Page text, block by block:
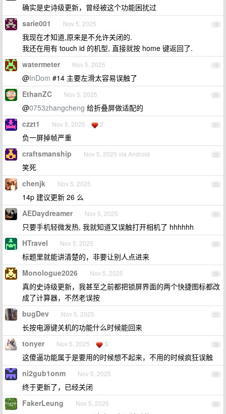
确实是史诗级更新，曾经被这个功能困扰过
18
sarie001 Nov 5, 2025
我现在才知道,原来是不允许关闭的.
我还在用有 touch id 的机型, 直接就按 home 键返回了.
19
watermeter Nov 5, 2025
@InDom #14 主要左滑太容易误触了
20
EthanZC Nov 5, 2025
@0753zhangcheng 给折叠屏做适配的
21
czzt1 Nov 5, 2025 2
负一屏掉帧严重
22
craftsmanship Nov 5, 2025 via Android
笑死
23
chenjk Nov 5, 2025
14p 建议更新 26 么
24
AEDaydreamer Nov 5, 2025
只要手机轻微发热, 我就知道又误触打开相机了 hhhhhh
25
HTravel Nov 5, 2025
标题里就能讲清楚的，非要让别人点进来
26
Monologue2026 Nov 5, 2025
真的史诗级更新，我甚至之前都把锁屏界面的两个快捷图标都改
成了计算器，不然老误按
27
bugDev Nov 5, 2025
长按电源键关机的功能什么时候能回来
28
tonyer Nov 5, 2025 3
这傻逼功能属于是要用的时候想不起来，不用的时候疯狂误触
29
ni2gub1onm Nov 5, 2025
终于更新了，已经关闭
30
FakerLeung Nov 5, 2025